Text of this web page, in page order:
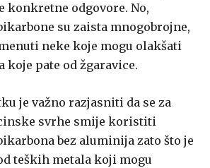
konkretne odgovore. No,
su zaista mnogobrojne,
neke koje mogu olakšati
koje pate od žgaravice.
je važno razjasniti da se za
svrhe smije koristiti
bez aluminija zato što je
teških metala koji mogu